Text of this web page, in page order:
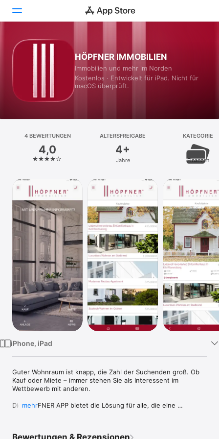
Heute
Spiele
Apps
Plattform
iPhone
iPad
Vision
Watch
TV
HÖPFNER IMMOBILIEN
Immobilien und mehr im Norden
Kostenlos · Entwickelt für iPad. Nicht für
macOS überprüft.
4 BEWERTUNGEN
4,0
ALTERSFREIGABE
4+
Jahre
KATEGORIE
Finanzen
iPhone, iPad
Guter Wohnraum ist knapp, die Zahl der Suchenden groß. Ob
Kauf oder Miete – immer stehen Sie als Interessent im
Wettbewerb mit anderen.
Die HÖPFNER APP bietet die Lösung für alle, die eine
mehr
Bewertungen & Rezensionen